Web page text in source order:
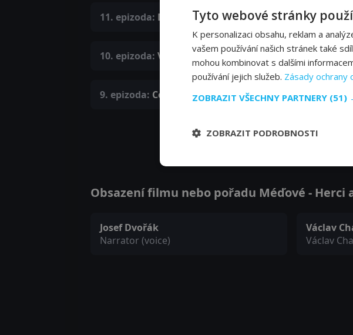
11. epizoda: Dobrodružství ve skalách
10. epizoda: V kraji vyhaslých sopek
9. epizoda: Cestami medvědů
Obsazení filmu nebo pořadu Méďové - Herci
Josef Dvořák
Narrator (voice)
Václav
Václav
Tyto webové stránky
K personalizaci obsahu, reklam a
vašem používání našich stránek také
mohou kombinovat s dalšími
používání jejich služeb. Zásady ochrany
ZOBRAZIT VŠECHNY PARTNERY (51)
ZOBRAZIT PODROBNOSTI